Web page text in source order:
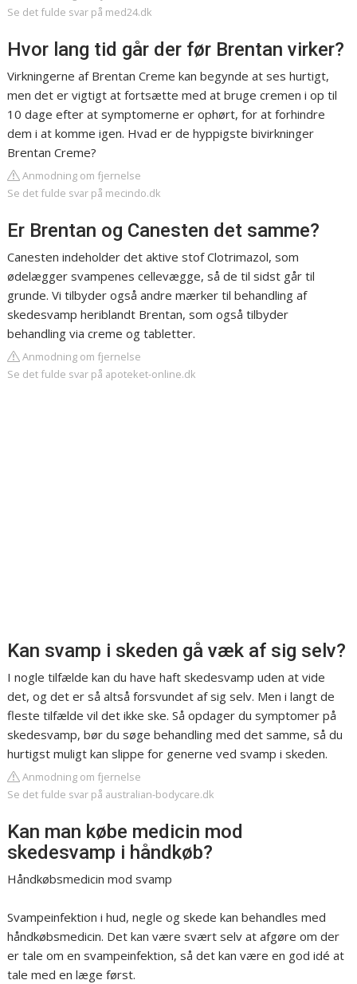
Se det fulde svar på med24.dk
Hvor lang tid går der før Brentan virker?
Virkningerne af Brentan Creme kan begynde at ses hurtigt,
men det er vigtigt at fortsætte med at bruge cremen i op til
10 dage efter at symptomerne er ophørt, for at forhindre
dem i at komme igen. Hvad er de hyppigste bivirkninger
Brentan Creme?
Anmodning om fjernelse
Se det fulde svar på mecindo.dk
Er Brentan og Canesten det samme?
Canesten indeholder det aktive stof Clotrimazol, som
ødelægger svampenes cellevægge, så de til sidst går til
grunde. Vi tilbyder også andre mærker til behandling af
skedesvamp heriblandt Brentan, som også tilbyder
behandling via creme og tabletter.
Anmodning om fjernelse
Se det fulde svar på apoteket-online.dk
Kan svamp i skeden gå væk af sig selv?
I nogle tilfælde kan du have haft skedesvamp uden at vide
det, og det er så altså forsvundet af sig selv. Men i langt de
fleste tilfælde vil det ikke ske. Så opdager du symptomer på
skedesvamp, bør du søge behandling med det samme, så du
hurtigst muligt kan slippe for generne ved svamp i skeden.
Anmodning om fjernelse
Se det fulde svar på australian-bodycare.dk
Kan man købe medicin mod
skedesvamp i håndkøb?
Håndkøbsmedicin mod svamp
Svampeinfektion i hud, negle og skede kan behandles med
håndkøbsmedicin. Det kan være svært selv at afgøre om der
er tale om en svampeinfektion, så det kan være en god idé at
tale med en læge først.